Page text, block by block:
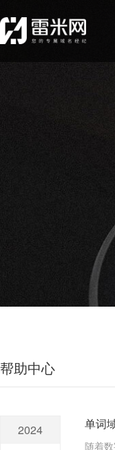
帮助中心
2024
单词
随着